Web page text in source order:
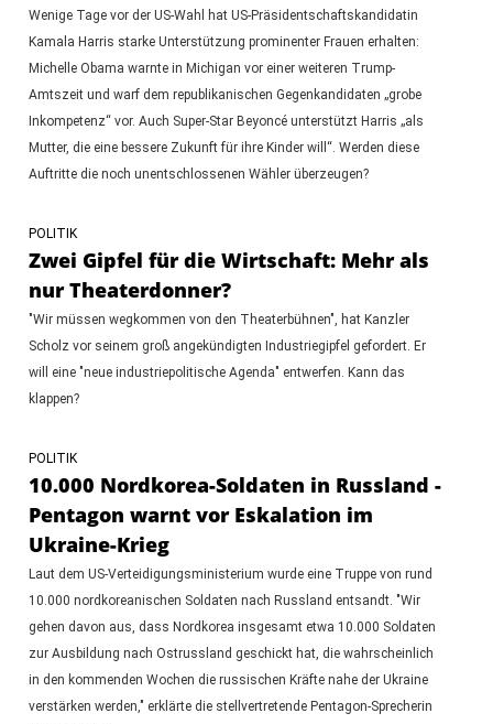
Wenige Tage vor der US-Wahl hat US-Präsidentschaftskandidatin
Kamala Harris starke Unterstützung prominenter Frauen erhalten:
Michelle Obama warnte in Michigan vor einer weiteren Trump-
Amtszeit und warf dem republikanischen Gegenkandidaten „grobe
Inkompetenz“ vor. Auch Super-Star Beyoncé unterstützt Harris „als
Mutter, die eine bessere Zukunft für ihre Kinder will“. Werden diese
Auftritte die noch unentschlossenen Wähler überzeugen?
POLITIK
Zwei Gipfel für die Wirtschaft: Mehr als
nur Theaterdonner?
"Wir müssen wegkommen von den Theaterbühnen", hat Kanzler
Scholz vor seinem groß angekündigten Industriegipfel gefordert. Er
will eine "neue industriepolitische Agenda" entwerfen. Kann das
klappen?
POLITIK
10.000 Nordkorea-Soldaten in Russland -
Pentagon warnt vor Eskalation im
Ukraine-Krieg
Laut dem US-Verteidigungsministerium wurde eine Truppe von rund
10.000 nordkoreanischen Soldaten nach Russland entsandt. "Wir
gehen davon aus, dass Nordkorea insgesamt etwa 10.000 Soldaten
zur Ausbildung nach Ostrussland geschickt hat, die wahrscheinlich
in den kommenden Wochen die russischen Kräfte nahe der Ukraine
verstärken werden," erklärte die stellvertretende Pentagon-Sprecherin